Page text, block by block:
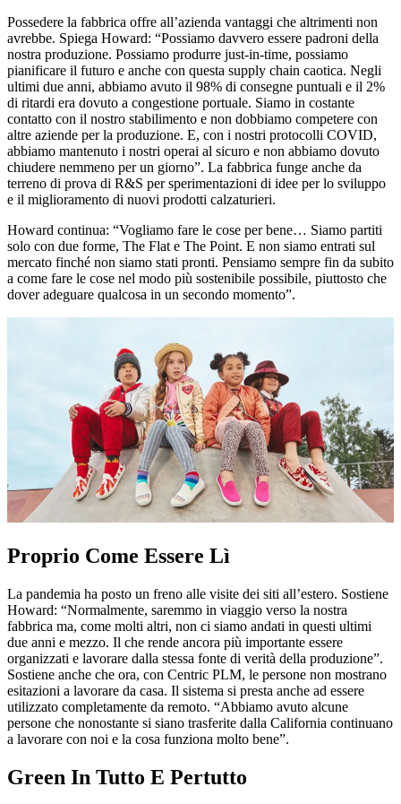
Possedere la fabbrica offre all’azienda vantaggi che altrimenti non
avrebbe. Spiega Howard: “Possiamo davvero essere padroni della
nostra produzione. Possiamo produrre just-in-time, possiamo
pianificare il futuro e anche con questa supply chain caotica. Negli
ultimi due anni, abbiamo avuto il 98% di consegne puntuali e il 2%
di ritardi era dovuto a congestione portuale. Siamo in costante
contatto con il nostro stabilimento e non dobbiamo competere con
altre aziende per la produzione. E, con i nostri protocolli COVID,
abbiamo mantenuto i nostri operai al sicuro e non abbiamo dovuto
chiudere nemmeno per un giorno”. La fabbrica funge anche da
terreno di prova di R&S per sperimentazioni di idee per lo sviluppo
e il miglioramento di nuovi prodotti calzaturieri.
Howard continua: “Vogliamo fare le cose per bene… Siamo partiti
solo con due forme, The Flat e The Point. E non siamo entrati sul
mercato finché non siamo stati pronti. Pensiamo sempre fin da subito
a come fare le cose nel modo più sostenibile possibile, piuttosto che
dover adeguare qualcosa in un secondo momento”.
Proprio Come Essere Lì
La pandemia ha posto un freno alle visite dei siti all’estero. Sostiene
Howard: “Normalmente, saremmo in viaggio verso la nostra
fabbrica ma, come molti altri, non ci siamo andati in questi ultimi
due anni e mezzo. Il che rende ancora più importante essere
organizzati e lavorare dalla stessa fonte di verità della produzione”.
Sostiene anche che ora, con Centric PLM, le persone non mostrano
esitazioni a lavorare da casa. Il sistema si presta anche ad essere
utilizzato completamente da remoto. “Abbiamo avuto alcune
persone che nonostante si siano trasferite dalla California continuano
a lavorare con noi e la cosa funziona molto bene”.
Green In Tutto E Pertutto